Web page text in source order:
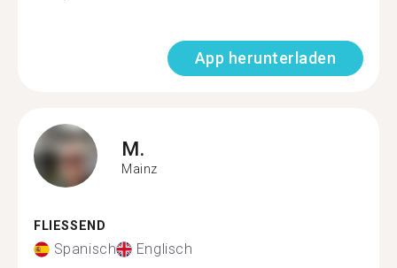
App herunterladen
M.
Mainz
FLIESSEND
Spanisch Englisch